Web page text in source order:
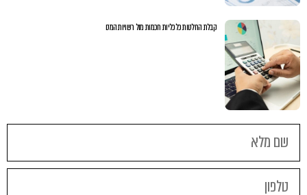
קבלת החלטות כלכליות חכמות מול רשויות המס